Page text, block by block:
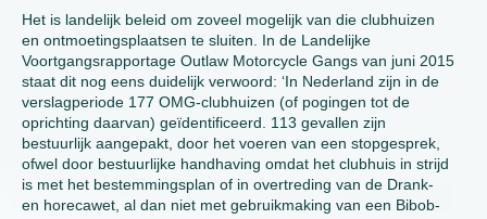
Het is landelijk beleid om zoveel mogelijk van die clubhuizen
en ontmoetingsplaatsen te sluiten. In de Landelijke
Voortgangsrapportage Outlaw Motorcycle Gangs van juni 2015
staat dit nog eens duidelijk verwoord: ‘In Nederland zijn in de
verslagperiode 177 OMG-clubhuizen (of pogingen tot de
oprichting daarvan) geïdentificeerd. 113 gevallen zijn
bestuurlijk aangepakt, door het voeren van een stopgesprek,
ofwel door bestuurlijke handhaving omdat het clubhuis in strijd
is met het bestemmingsplan of in overtreding van de Drank-
en horecawet, al dan niet met gebruikmaking van een Bibob-